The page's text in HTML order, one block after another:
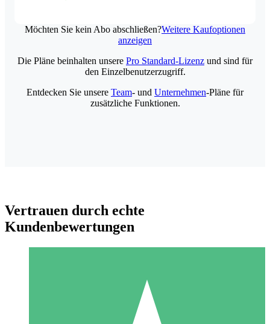
Möchten Sie kein Abo abschließen?Weitere Kaufoptionen
anzeigen
Individuelle Credit-Pakete
Die Pläne beinhalten unsere Pro Standard-Lizenz und sind für
den Einzelbenutzerzugriff.
Entdecken Sie unsere Team- und Unternehmen-Pläne für
zusätzliche Funktionen.
Vertrauen durch echte
Kundenbewertungen